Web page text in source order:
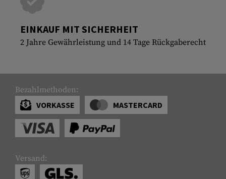
EINKAUF MIT SICHERHEIT
2 Jahre Gewährleistung und 14 Tage Rückgaberecht
Bezahlmethoden:
VORKASSE
MASTERCARD
Versand: